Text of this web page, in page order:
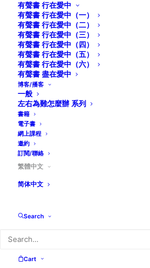
有聲書 行在愛中
有聲書 行在愛中（一）
有聲書 行在愛中（二）
有聲書 行在愛中（三）
有聲書 行在愛中（四）
有聲書 行在愛中（五）
有聲書 行在愛中（六）
有聲書 盡在愛中
博客/播客
一般
左右為難怎麼辦 系列
書籍
電子書
網上課程
邀約
訂閱/聯絡
繁體中文
简体中文
Search
Cart
天國的比喻-「藏寶與尋珠」
天國的比喻—「芥菜種與麵酵」
天國的比喻–回家的路
使我作和平之子